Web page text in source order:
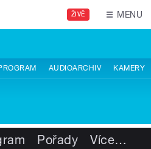
ŽIVĚ MENU
AUDIOARCHIV KAMERY
Pořady Více…